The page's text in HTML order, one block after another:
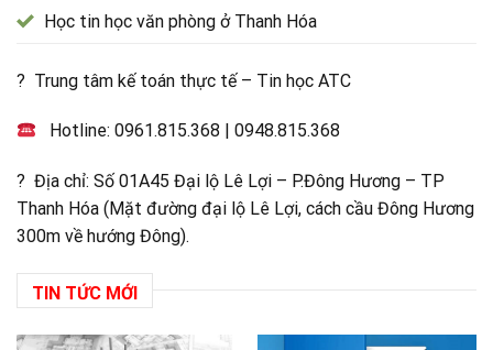
Học tin học văn phòng ở Thanh Hóa
? Trung tâm kế toán thực tế – Tin học ATC
Hotline:0961.815.368 |0948.815.368
? Địa chỉ: Số 01A45 Đại lộ Lê Lợi – P.Đông Hương – TP
Thanh Hóa (Mặt đường đại lộ Lê Lợi, cách cầu Đông Hương
300m về hướng Đông).
TIN TỨC MỚI